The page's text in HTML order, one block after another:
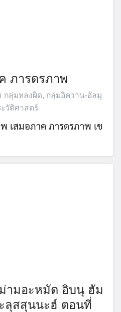
ภารดรภาพ
กลุ่มหลงผิด, กลุ่มอิควาน-อัลมุ
ะวัติศาสตร์
เสมอภาค ภารดรภาพ เช
ามอะหมัด อิบนุ ฮัม
ลุสสุนนะฮ์ ตอนที่